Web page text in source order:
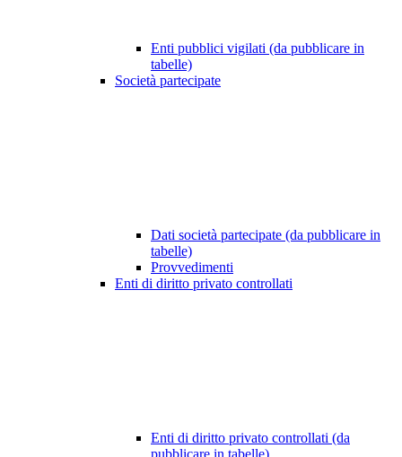
Enti pubblici vigilati (da pubblicare in
tabelle)
Società partecipate
Dati società partecipate (da pubblicare in
tabelle)
Provvedimenti
Enti di diritto privato controllati
Enti di diritto privato controllati (da